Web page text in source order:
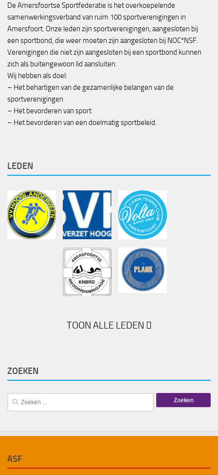
De Amersfoortse Sportfederatie is het overkoepelende
samenwerkingsverband van ruim 100 sportverenigingen in
Amersfoort. Onze leden zijn sportverenigingen, aangesloten bij
een sportbond, die weer moeten zijn aangesloten bij NOC*NSF.
Verenigingen die niet zijn aangesloten bij een sportbond kunnen
zich als buitengewoon lid aansluiten.
Wij hebben als doel:
– Het behartigen van de gezamenlijke belangen van de
sportverenigingen
– Het bevorderen van sport
– Het bevorderen van een doelmatig sportbeleid.
LEDEN
TOON ALLE LEDEN
ZOEKEN
Zoeken
naar:
ASF